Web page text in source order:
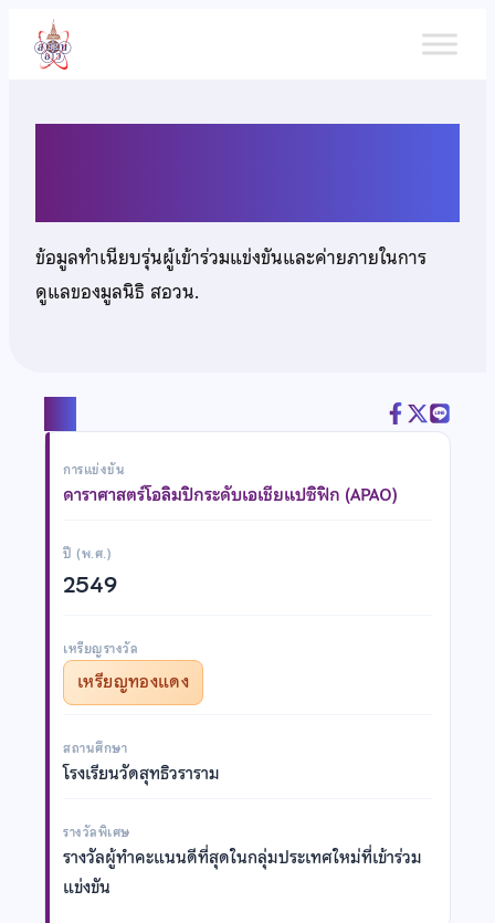
เนื้อหา
ข้อมูลทำเนียบรุ่นผู้เข้าร่วมแข่งขันและค่ายภายในการ
ดูแลของมูลนิธิ สอวน.
การแข่งขัน
ดาราศาสตร์โอลิมปิกระดับเอเชียแปซิฟิก (APAO)
ปี (พ.ศ.)
2549
เหรียญรางวัล
เหรียญทองแดง
สถานศึกษา
โรงเรียนวัดสุทธิวราราม
รางวัลพิเศษ
รางวัลผู้ทำคะแนนดีที่สุดในกลุ่มประเทศใหม่ที่เข้าร่วม
แข่งขัน